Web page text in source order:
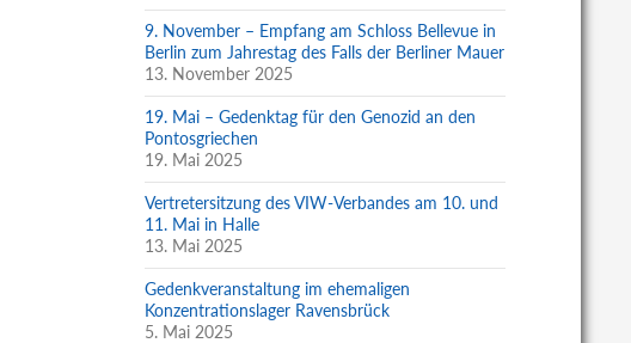
9. November – Empfang am Schloss Bellevue in
Berlin zum Jahrestag des Falls der Berliner Mauer
13. November 2025
19. Mai – Gedenktag für den Genozid an den
Pontosgriechen
19. Mai 2025
Vertretersitzung des VIW-Verbandes am 10. und
11. Mai in Halle
13. Mai 2025
Gedenkveranstaltung im ehemaligen
Konzentrationslager Ravensbrück
5. Mai 2025